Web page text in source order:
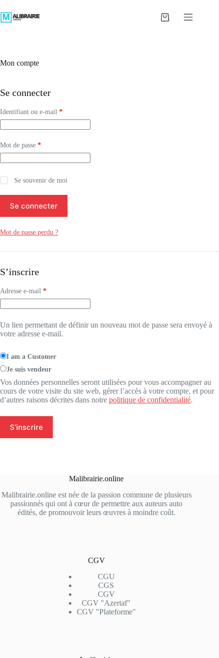
au
contenu
Panier
Mon compte
Se connecter
Identifiant ou e-mail *Obligatoire
Mot de passe *Obligatoire
Se souvenir de moi
Se connecter
Mot de passe perdu ?
S’inscrire
Adresse e-mail *Obligatoire
Un lien permettant de définir un nouveau mot de passe sera envoyé à
votre adresse e-mail.
I am a Customer
Je suis vendeur
Vos données personnelles seront utilisées pour vous accompagner au
cours de votre visite du site web, gérer l’accès à votre compte, et pour
d’autres raisons décrites dans notre politique de confidentialité.
S’inscrire
Malibrairie.online
Malibrairie.online est née de la passion commune de plusieurs
passionnés qui ont à cœur de permettre aux auteurs auto
édités, de promouvoir leurs œuvres à moindre coût.
CGV
CGU
CGS
CGV
CGV "Azertaf"
CGV "Plateforme"